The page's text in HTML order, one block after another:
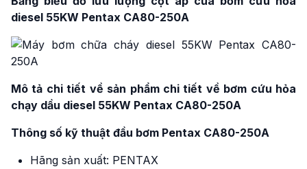
diesel 55KW Pentax CA80-250A
Mô tả chi tiết về sản phẩm chi tiết về bơm cứu hỏa
chạy dầu diesel 55KW Pentax CA80-250A
Thông số kỹ thuật đầu bơm Pentax CA80-250A
Hãng sản xuất: PENTAX